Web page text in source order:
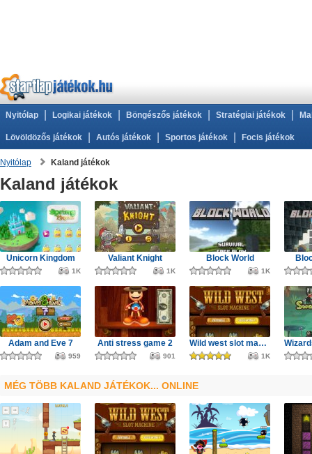
Nyitólap Logikai játékok Böngészős játékok Stratégiai játékok
Lövöldözős játékok Autós játékok Sportos játékok Focis játékok
Nyitólap Kaland játékok
Kaland játékok
Unicorn Kingdom
1K
Valiant Knight
1K
Block World
1K
Adam and Eve 7
959
Anti stress game 2
901
Wild west slot machine
1K
MÉG TÖBB KALAND JÁTÉKOK... ONLINE